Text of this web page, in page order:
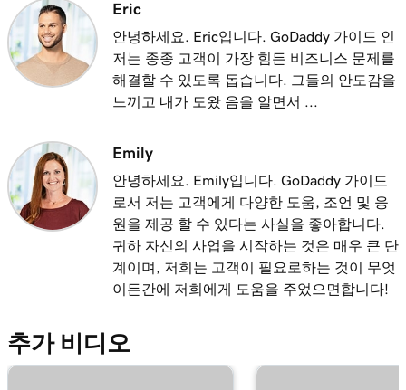
Eric
안녕하세요. Eric입니다. GoDaddy 가이드 인
저는 종종 고객이 가장 힘든 비즈니스 문제를
해결할 수 있도록 돕습니다. 그들의 안도감을
느끼고 내가 도왔 음을 알면서 ...
Emily
안녕하세요. Emily입니다. GoDaddy 가이드
로서 저는 고객에게 다양한 도움, 조언 및 응
원을 제공 할 수 있다는 사실을 좋아합니다.
귀하 자신의 사업을 시작하는 것은 매우 큰 단
계이며, 저희는 고객이 필요로하는 것이 무엇
이든간에 저희에게 도움을 주었으면합니다!
추가 비디오